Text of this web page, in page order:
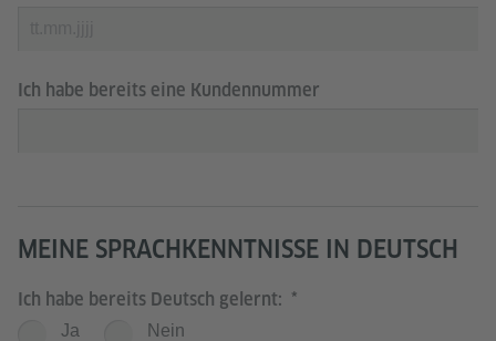
Ich habe bereits eine Kundennummer
MEINE SPRACHKENNTNISSE IN DEUTSCH
Ich habe bereits Deutsch gelernt:
Ja Nein